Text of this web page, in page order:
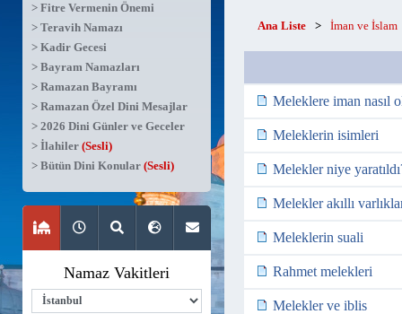
> Fitre Vermenin Önemi
> Teravih Namazı
> Kadir Gecesi
> Bayram Namazları
> Ramazan Bayramı
> Ramazan Özel Dini Mesajlar
> 2026 Dini Günler ve Geceler
> İlahiler (Sesli)
> Bütün Dini Konular (Sesli)
Ana Liste > İman ve İslam
Meleklere iman nasıl
Meleklerin isimleri
Melekler niye
Melekler akıllı
Meleklerin suali
Rahmet melekleri
Melekler ve iblis